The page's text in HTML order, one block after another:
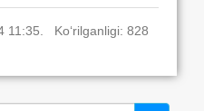
11:35. Ko‘rilganligi: 828